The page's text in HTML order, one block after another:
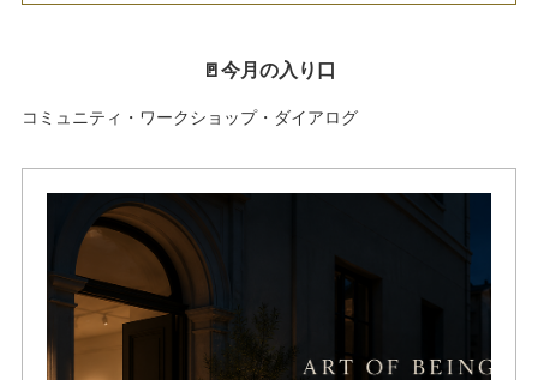
🚪今月の入り口
コミュニティ・ワークショップ・ダイアログ